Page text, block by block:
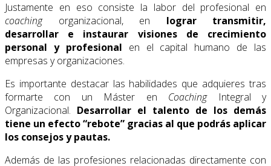
Justamente en eso consiste la labor del profesional en
coachingorganizacional, en lograr transmitir,
desarrollar e instaurar visiones de crecimiento
personal y profesional en el capital humano de las
empresas y organizaciones.
Es importante destacar las habilidades que adquieres tras
formarte con un Máster en CoachingIntegral y
Organizacional. Desarrollar el talento de los demás
tiene un efecto “rebote” gracias al que podrás aplicar
los consejos y pautas.
Además de las profesiones relacionadas directamente con